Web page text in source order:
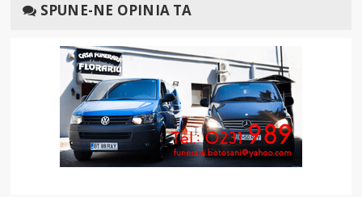
SPUNE-NE OPINIA TA